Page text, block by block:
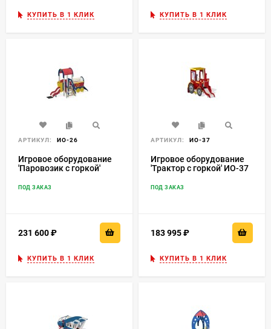
КУПИТЬ В 1 КЛИК КУПИТЬ В 1 КЛИК
АРТИКУЛ: ИО-26
Игровое оборудование
'Паровозик с горкой'
ПОД ЗАКАЗ
231 600
КУПИТЬ В 1 КЛИК
АРТИКУЛ: ИО-37
Игровое оборудование
'Трактор с горкой' ИО-37
ПОД ЗАКАЗ
183 995
КУПИТЬ В 1 КЛИК